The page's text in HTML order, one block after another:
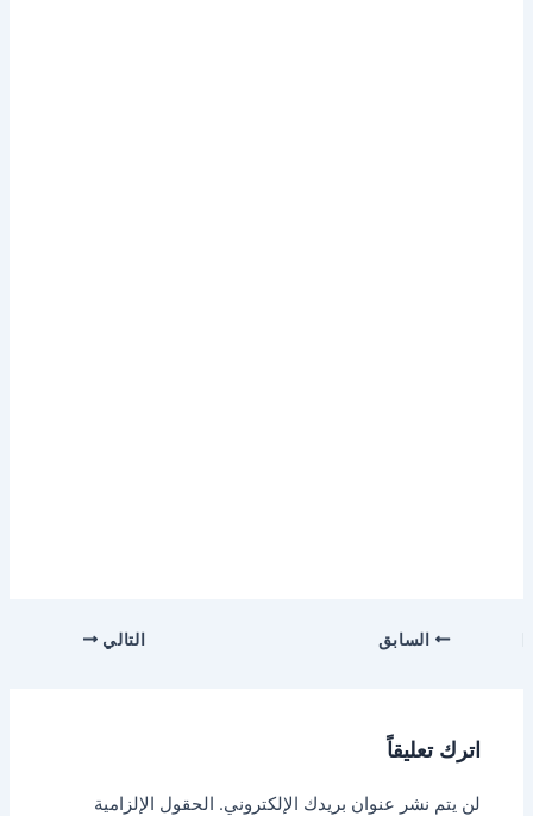
السابق التالي
اترك تعليقاً
لن يتم نشر عنوان بريدك الإلكتروني. الحقول الإلزامية